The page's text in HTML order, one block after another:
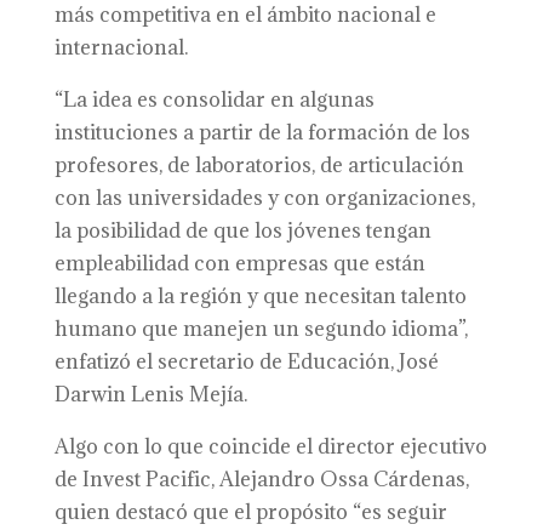
más competitiva en el ámbito nacional e
internacional.
“La idea es consolidar en algunas
instituciones a partir de la formación de los
profesores, de laboratorios, de articulación
con las universidades y con organizaciones,
la posibilidad de que los jóvenes tengan
empleabilidad con empresas que están
llegando a la región y que necesitan talento
humano que manejen un segundo idioma”,
enfatizó el secretario de Educación, José
Darwin Lenis Mejía.
Algo con lo que coincide el director ejecutivo
de Invest Pacific, Alejandro Ossa Cárdenas,
quien destacó que el propósito “es seguir